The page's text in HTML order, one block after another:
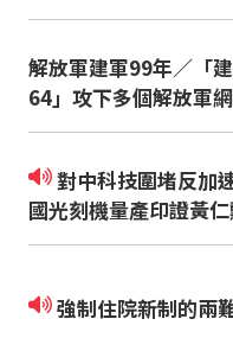
解放軍建軍99年／「
64」攻下多個解放軍
對中科技圍堵反加速中國科技自主？！中
國光刻機量產印證黃
強制住院新制的兩